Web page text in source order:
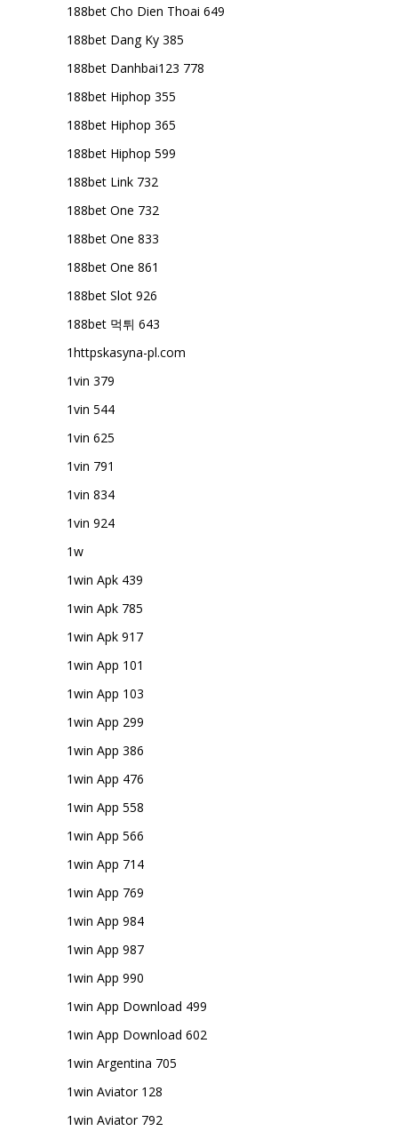
188bet Cho Dien Thoai 649
188bet Dang Ky 385
188bet Danhbai123 778
188bet Hiphop 355
188bet Hiphop 365
188bet Hiphop 599
188bet Link 732
188bet One 732
188bet One 833
188bet One 861
188bet Slot 926
188bet 먹튀 643
1httpskasyna-pl.com
1vin 379
1vin 544
1vin 625
1vin 791
1vin 834
1vin 924
1w
1win Apk 439
1win Apk 785
1win Apk 917
1win App 101
1win App 103
1win App 299
1win App 386
1win App 476
1win App 558
1win App 566
1win App 714
1win App 769
1win App 984
1win App 987
1win App 990
1win App Download 499
1win App Download 602
1win Argentina 705
1win Aviator 128
1win Aviator 792